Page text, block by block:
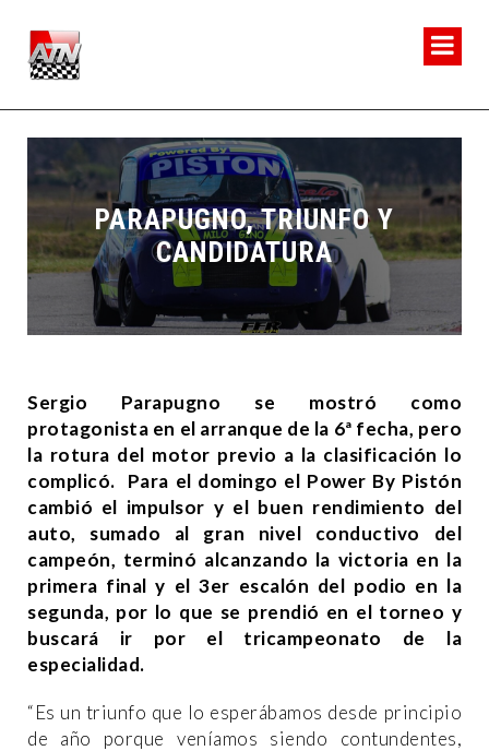
PARAPUGNO, TRIUNFO Y
CANDIDATURA
Sergio Parapugno se mostró como
protagonista en el arranque de la 6ª fecha, pero
la rotura del motor previo a la clasificación lo
complicó. Para el domingo el Power By Pistón
cambió el impulsor y el buen rendimiento del
auto, sumado al gran nivel conductivo del
campeón, terminó alcanzando la victoria en la
primera final y el 3er escalón del podio en la
segunda, por lo que se prendió en el torneo y
buscará ir por el tricampeonato de la
especialidad.
“Es un triunfo que lo esperábamos desde principio
de año porque veníamos siendo contundentes,